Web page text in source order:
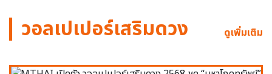
วอลเปเปอร์เสริมดวง ดูเพิ่มเติม